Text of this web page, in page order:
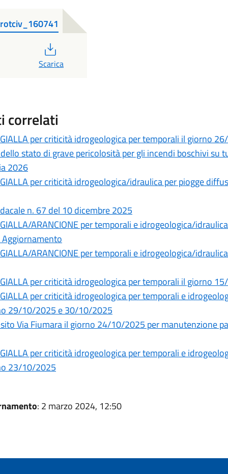
Scarica
correlati
per criticità idrogeologica per temporali il giorno
stato di grave pericolosità per gli incendi boschivi su
2026
per criticità idrogeologica/idraulica per piogge
n. 67 del 10 dicembre 2025
ARANCIONE per temporali e idrogeologica/
ARANCIONE per temporali e idrogeologica/
per criticità idrogeologica per temporali il giorno
per criticità idrogeologica per temporali e
29/10/2025 e 30/10/2025
Via Fiumara il giorno 24/10/2025 per manutenzione
per criticità idrogeologica per temporali e
23/10/2025
: 2 marzo 2024, 12:50